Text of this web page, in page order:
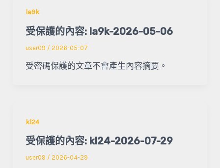
la9k
受保護的內容: la9k-2026-05-06
user09 / 2026-05-07
受密碼保護的文章不會產生內容摘要。
kl24
受保護的內容: kl24-2026-07-29
user09 / 2026-04-29